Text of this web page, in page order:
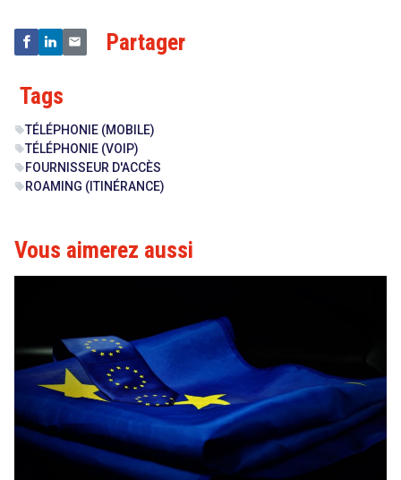
Partager
Tags
sellTÉLÉPHONIE (MOBILE)
sellTÉLÉPHONIE (VOIP)
sell FOURNISSEUR D'ACCÈS
sell ROAMING (ITINÉRANCE)
Vous aimerez aussi